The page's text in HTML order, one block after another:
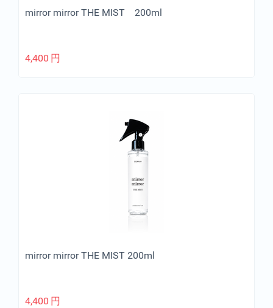
mirror mirror THE MIST 200ml
4,400 円
mirror mirror THE MIST 200ml
4,400 円